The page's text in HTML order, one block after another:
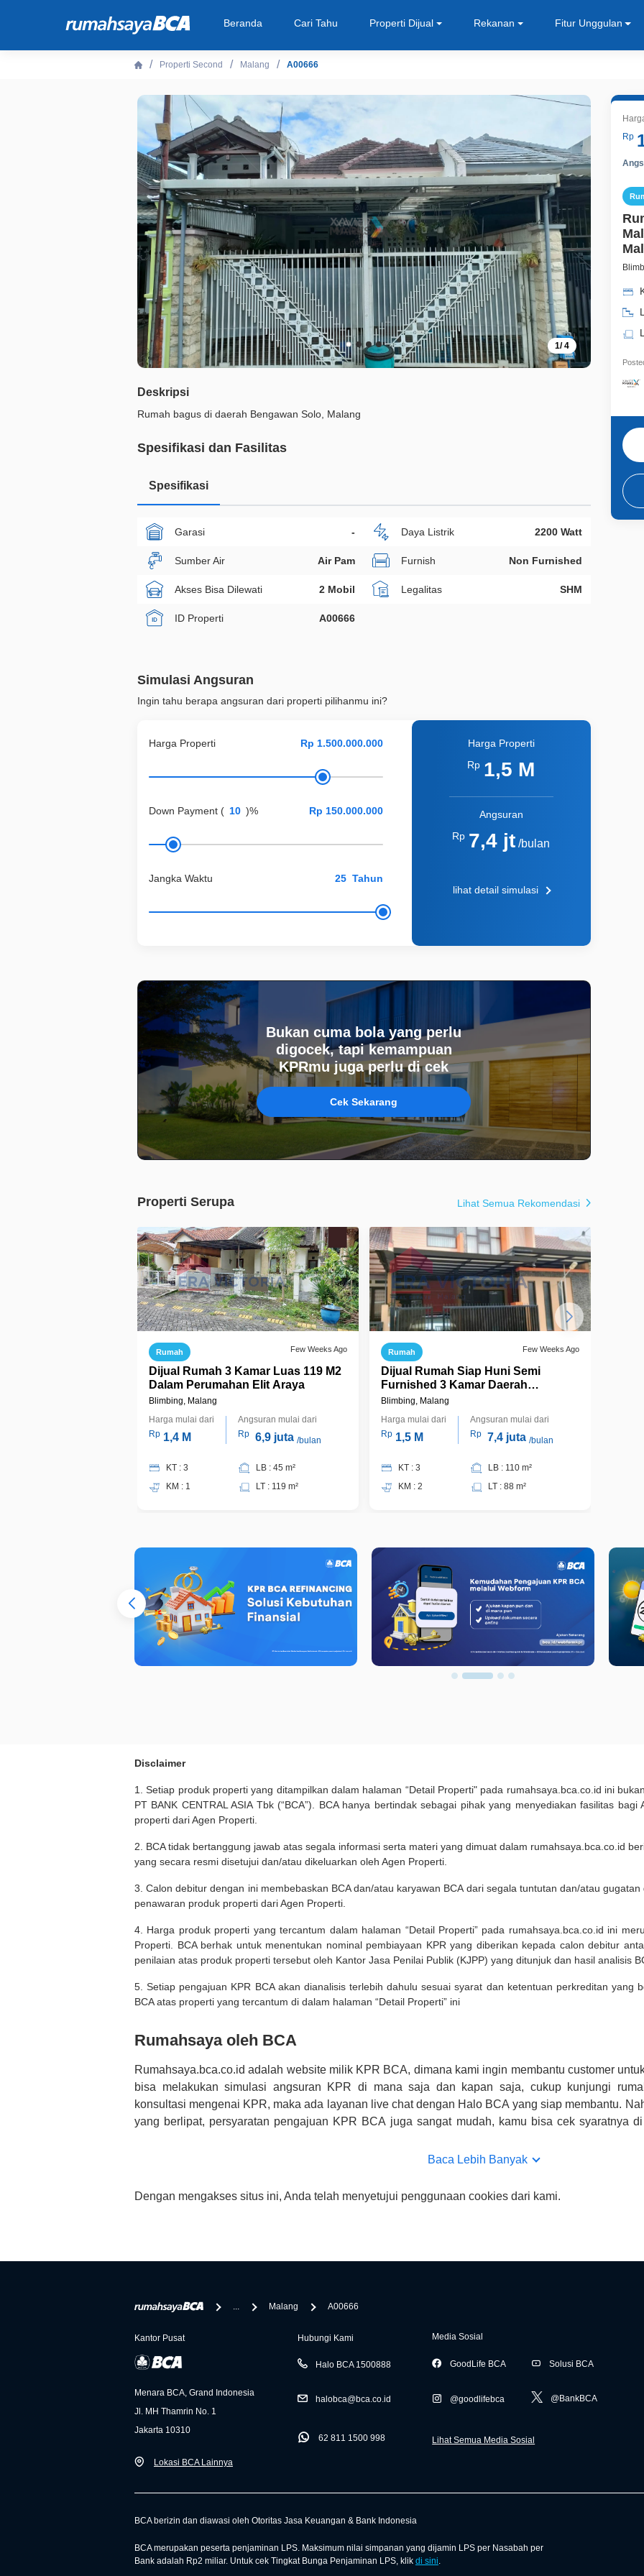
Beranda Cari Tahu Properti Dijual Rekanan Fitur Unggulan
Properti Second Malang A00666
1/4
Deskripsi
Rumah bagus di daerah Bengawan Solo, Malang
Spesifikasi dan Fasilitas
Spesifikasi
Garasi - Daya Listrik 2200 Watt
Sumber Air Air Pam Furnish Non Furnished
Akses Bisa Dilewati 2 Mobil Legalitas SHM
ID Properti A00666
Simulasi Angsuran
Ingin tahu berapa angsuran dari properti pilihanmu ini?
Harga Properti
Down Payment ( )%
Jangka Waktu Tahun
Harga Properti
Rp 1,5 M
Angsuran
Rp 7,4 jt /bulan
lihat detail simulasi
Bukan cuma bola yang perlu
digocek, tapi kemampuan
KPRmu juga perlu di cek
Cek Sekarang
Properti Serupa Lihat Semua Rekomendasi
Rumah Few Weeks Ago
Dijual Rumah 3 Kamar Luas 119 M2
Dalam Perumahan Elit Araya
Blimbing, Malang
Harga mulai dari
Rp 1,4 M
Angsuran mulai dari
Rp 6,9 juta /bulan
KT : 3
KM : 1
LB : 45 m²
LT : 119 m²
Rumah Few Weeks Ago
Dijual Rumah Siap Huni Semi
Furnished 3 Kamar Daerah
Pandanwangi
Blimbing, Malang
Harga mulai dari
Rp 1,5 M
Angsuran mulai dari
Rp 7,4 juta /bulan
KT : 3
KM : 2
LB : 110 m²
LT : 88 m²
Rp
Disclaimer
1. Setiap produk properti yang ditampilkan dalam halaman “Detail Properti" pada rumahsaya.bca.co.id ini
PT BANK CENTRAL ASIA Tbk (“BCA”). BCA hanya bertindak sebagai pihak yang menyediakan fasilitas
properti dari Agen Properti.
2. BCA tidak bertanggung jawab atas segala informasi serta materi yang dimuat dalam rumahsaya.bca.co.id
yang secara resmi disetujui dan/atau dikeluarkan oleh Agen Properti.
3. Calon debitur dengan ini membebaskan BCA dan/atau karyawan BCA dari segala tuntutan dan/atau
penawaran produk properti dari Agen Properti.
4. Harga produk properti yang tercantum dalam halaman “Detail Properti” pada rumahsaya.bca.co.id ini
Properti. BCA berhak untuk menentukan nominal pembiayaan KPR yang diberikan kepada calon debitur
penilaian atas produk properti tersebut oleh Kantor Jasa Penilai Publik (KJPP) yang ditunjuk dan hasil analisis
5. Setiap pengajuan KPR BCA akan dianalisis terlebih dahulu sesuai syarat dan ketentuan perkreditan yang
BCA atas properti yang tercantum di dalam halaman “Detail Properti” ini
Rumahsaya oleh BCA
Rumahsaya.bca.co.id adalah website milik KPR BCA, dimana kami ingin membantu customer
bisa melakukan simulasi angsuran KPR di mana saja dan kapan saja, cukup kunjungi
konsultasi mengenai KPR, maka ada layanan live chat dengan Halo BCA yang siap membantu.
yang berlipat, persyaratan pengajuan KPR BCA juga sangat mudah, kamu bisa cek syaratnya di
informasi yang rekanan berikan selain yang bisa di verifikasi oleh BCA.
Baca Lebih Banyak
Dengan mengakses situs ini, Anda telah menyetujui penggunaan cookies dari kami.
... Malang A00666
Kantor Pusat
Menara BCA, Grand Indonesia
Jl. MH Thamrin No. 1
Jakarta 10310
Lokasi BCA Lainnya
Hubungi Kami
Halo BCA 1500888
halobca@bca.co.id
62 811 1500 998
Media Sosial
GoodLife BCA
@goodlifebca
Solusi BCA
@BankBCA
Lihat Semua Media Sosial
BCA berizin dan diawasi oleh Otoritas Jasa Keuangan & Bank Indonesia
BCA merupakan peserta penjaminan LPS. Maksimum nilai simpanan yang dijamin LPS per Nasabah per
Bank adalah Rp2 miliar. Untuk cek Tingkat Bunga Penjaminan LPS, klik di sini.